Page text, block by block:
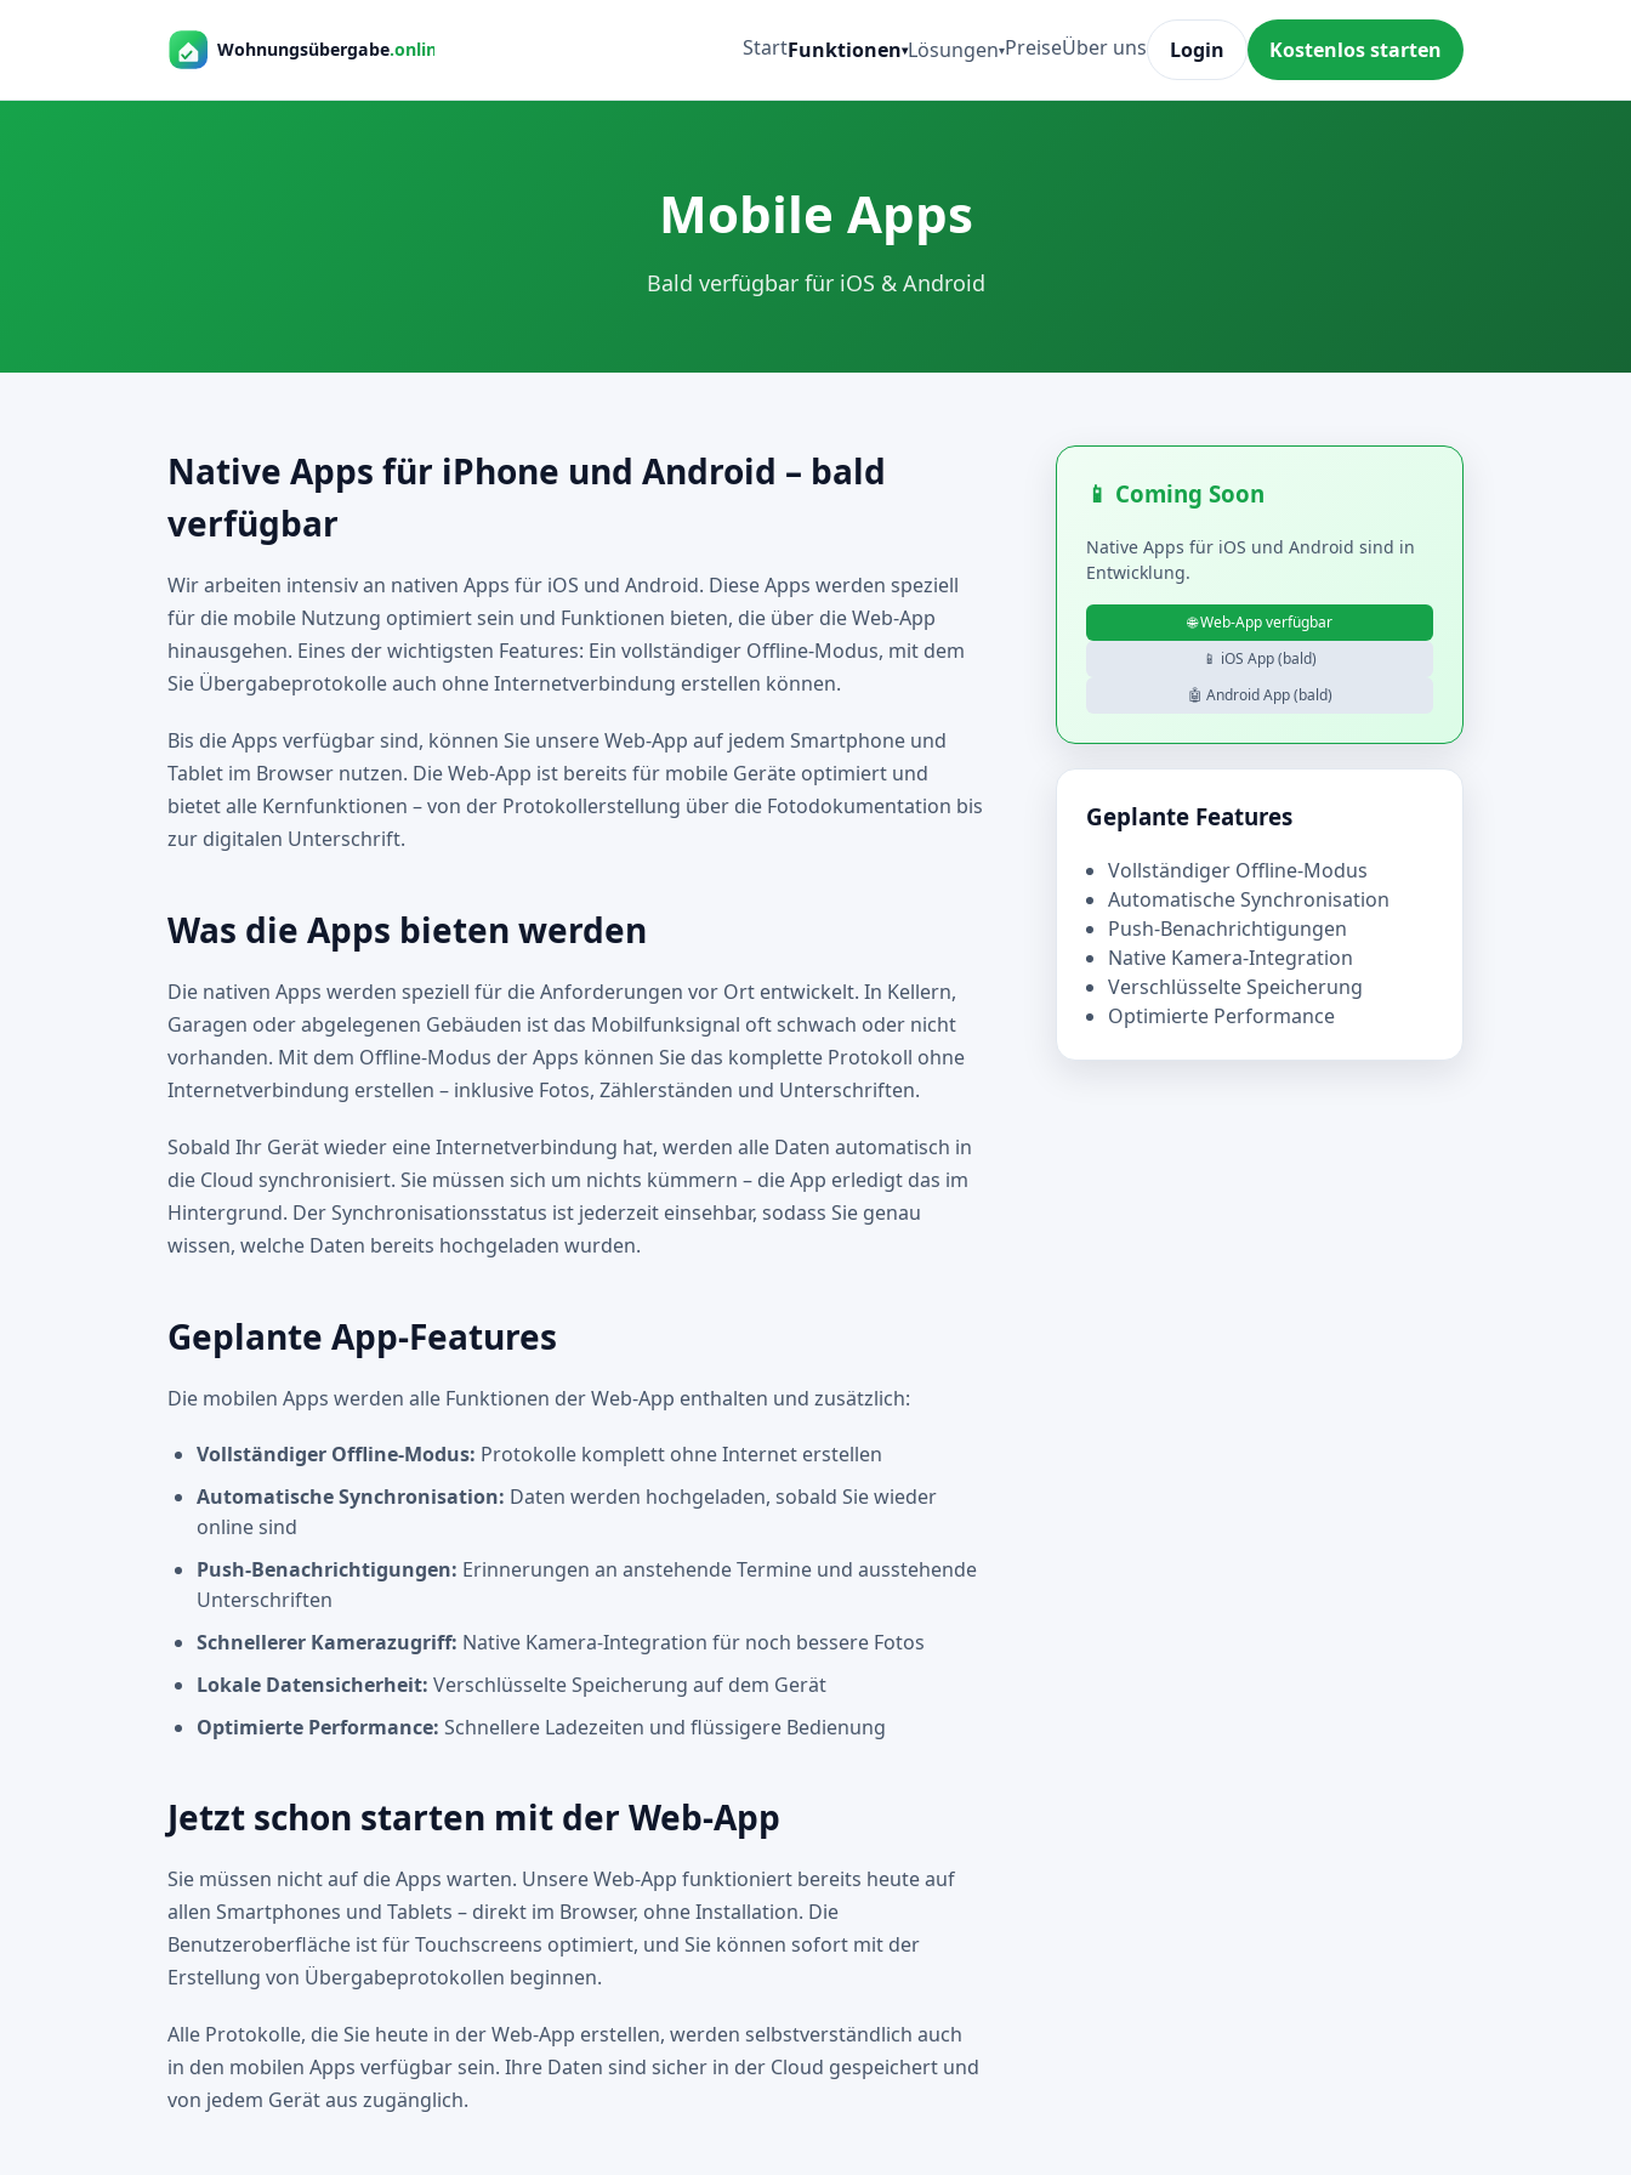
StartFunktionen▾Lösungen▾PreiseÜber uns Login Kostenlos starten
Mobile Apps
Bald verfügbar für iOS & Android
Native Apps für iPhone und Android – bald
verfügbar
Wir arbeiten intensiv an nativen Apps für iOS und Android. Diese Apps werden speziell
für die mobile Nutzung optimiert sein und Funktionen bieten, die über die Web-App
hinausgehen. Eines der wichtigsten Features: Ein vollständiger Offline-Modus, mit dem
Sie Übergabeprotokolle auch ohne Internetverbindung erstellen können.
Bis die Apps verfügbar sind, können Sie unsere Web-App auf jedem Smartphone und
Tablet im Browser nutzen. Die Web-App ist bereits für mobile Geräte optimiert und
bietet alle Kernfunktionen – von der Protokollerstellung über die Fotodokumentation bis
zur digitalen Unterschrift.
Was die Apps bieten werden
Die nativen Apps werden speziell für die Anforderungen vor Ort entwickelt. In Kellern,
Garagen oder abgelegenen Gebäuden ist das Mobilfunksignal oft schwach oder nicht
vorhanden. Mit dem Offline-Modus der Apps können Sie das komplette Protokoll ohne
Internetverbindung erstellen – inklusive Fotos, Zählerständen und Unterschriften.
Sobald Ihr Gerät wieder eine Internetverbindung hat, werden alle Daten automatisch in
die Cloud synchronisiert. Sie müssen sich um nichts kümmern – die App erledigt das im
Hintergrund. Der Synchronisationsstatus ist jederzeit einsehbar, sodass Sie genau
wissen, welche Daten bereits hochgeladen wurden.
Geplante App-Features
Die mobilen Apps werden alle Funktionen der Web-App enthalten und zusätzlich:
Vollständiger Offline-Modus: Protokolle komplett ohne Internet erstellen
Automatische Synchronisation: Daten werden hochgeladen, sobald Sie wieder
online sind
Push-Benachrichtigungen: Erinnerungen an anstehende Termine und ausstehende
Unterschriften
Schnellerer Kamerazugriff: Native Kamera-Integration für noch bessere Fotos
Lokale Datensicherheit: Verschlüsselte Speicherung auf dem Gerät
Optimierte Performance: Schnellere Ladezeiten und flüssigere Bedienung
Jetzt schon starten mit der Web-App
Sie müssen nicht auf die Apps warten. Unsere Web-App funktioniert bereits heute auf
allen Smartphones und Tablets – direkt im Browser, ohne Installation. Die
Benutzeroberfläche ist für Touchscreens optimiert, und Sie können sofort mit der
Erstellung von Übergabeprotokollen beginnen.
Alle Protokolle, die Sie heute in der Web-App erstellen, werden selbstverständlich auch
in den mobilen Apps verfügbar sein. Ihre Daten sind sicher in der Cloud gespeichert und
von jedem Gerät aus zugänglich.
📱 Coming Soon
Native Apps für iOS und Android sind in
Entwicklung.
🌐 Web-App verfügbar
📱 iOS App (bald)
🤖 Android App (bald)
Geplante Features
Vollständiger Offline-Modus
Automatische Synchronisation
Push-Benachrichtigungen
Native Kamera-Integration
Verschlüsselte Speicherung
Optimierte Performance